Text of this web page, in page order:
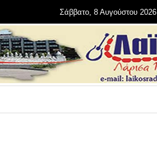
Σάββατο, 8 Αυγούστου 2026